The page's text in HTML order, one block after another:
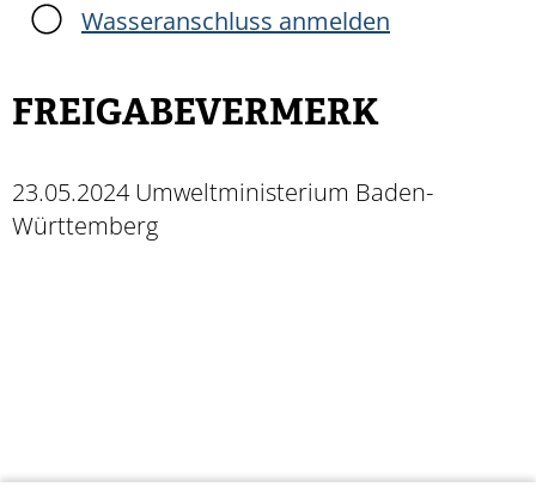
Wasseranschluss anmelden
FREIGABEVERMERK
23.05.2024 Umweltministerium Baden-
Württemberg